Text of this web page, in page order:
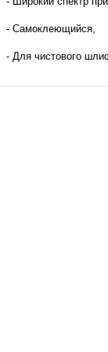
- Самоклеющийся,
- Для чистового